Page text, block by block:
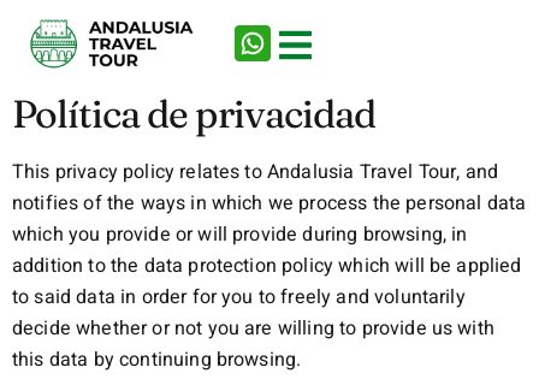
Política de privacidad
This privacy policy relates to Andalusia Travel Tour, and
notifies of the ways in which we process the personal data
which you provide or will provide during browsing, in
addition to the data protection policy which will be applied
to said data in order for you to freely and voluntarily
decide whether or not you are willing to provide us with
this data by continuing browsing.